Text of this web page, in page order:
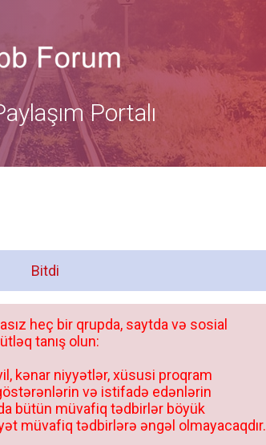
Portalı
Bitdi
heç bir qrupda, saytda və sosial
tanış olun:
kənar niyyətlər, xüsusi proqram
və istifadə edənlərin
bütün müvafiq tədbirlər böyük
müvafiq tədbirlərə əngəl olmayacaqdır.